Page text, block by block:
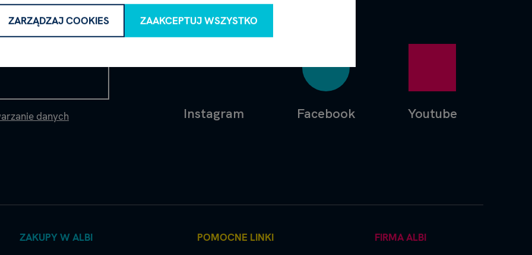
danych
Facebook
Instagram Youtube
ZAKUPY W ALBI
POMOCNE LINKI
FIRMA ALBI
ZARZĄDZAJ COOKIES ZAAKCEPTUJ WSZYSTKO